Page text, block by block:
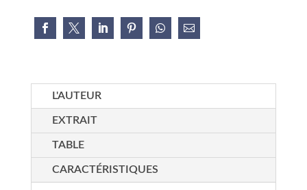
L'AUTEUR
EXTRAIT
TABLE
CARACTÉRISTIQUES